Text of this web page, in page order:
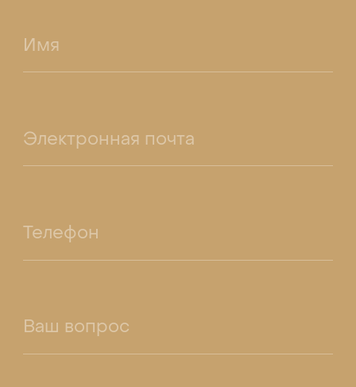
Имя
Электронная почта
Телефон
Ваш вопрос